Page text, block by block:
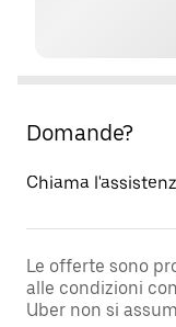
Domande?
Chiama
Le offerte sono
alle condizioni
Uber non si